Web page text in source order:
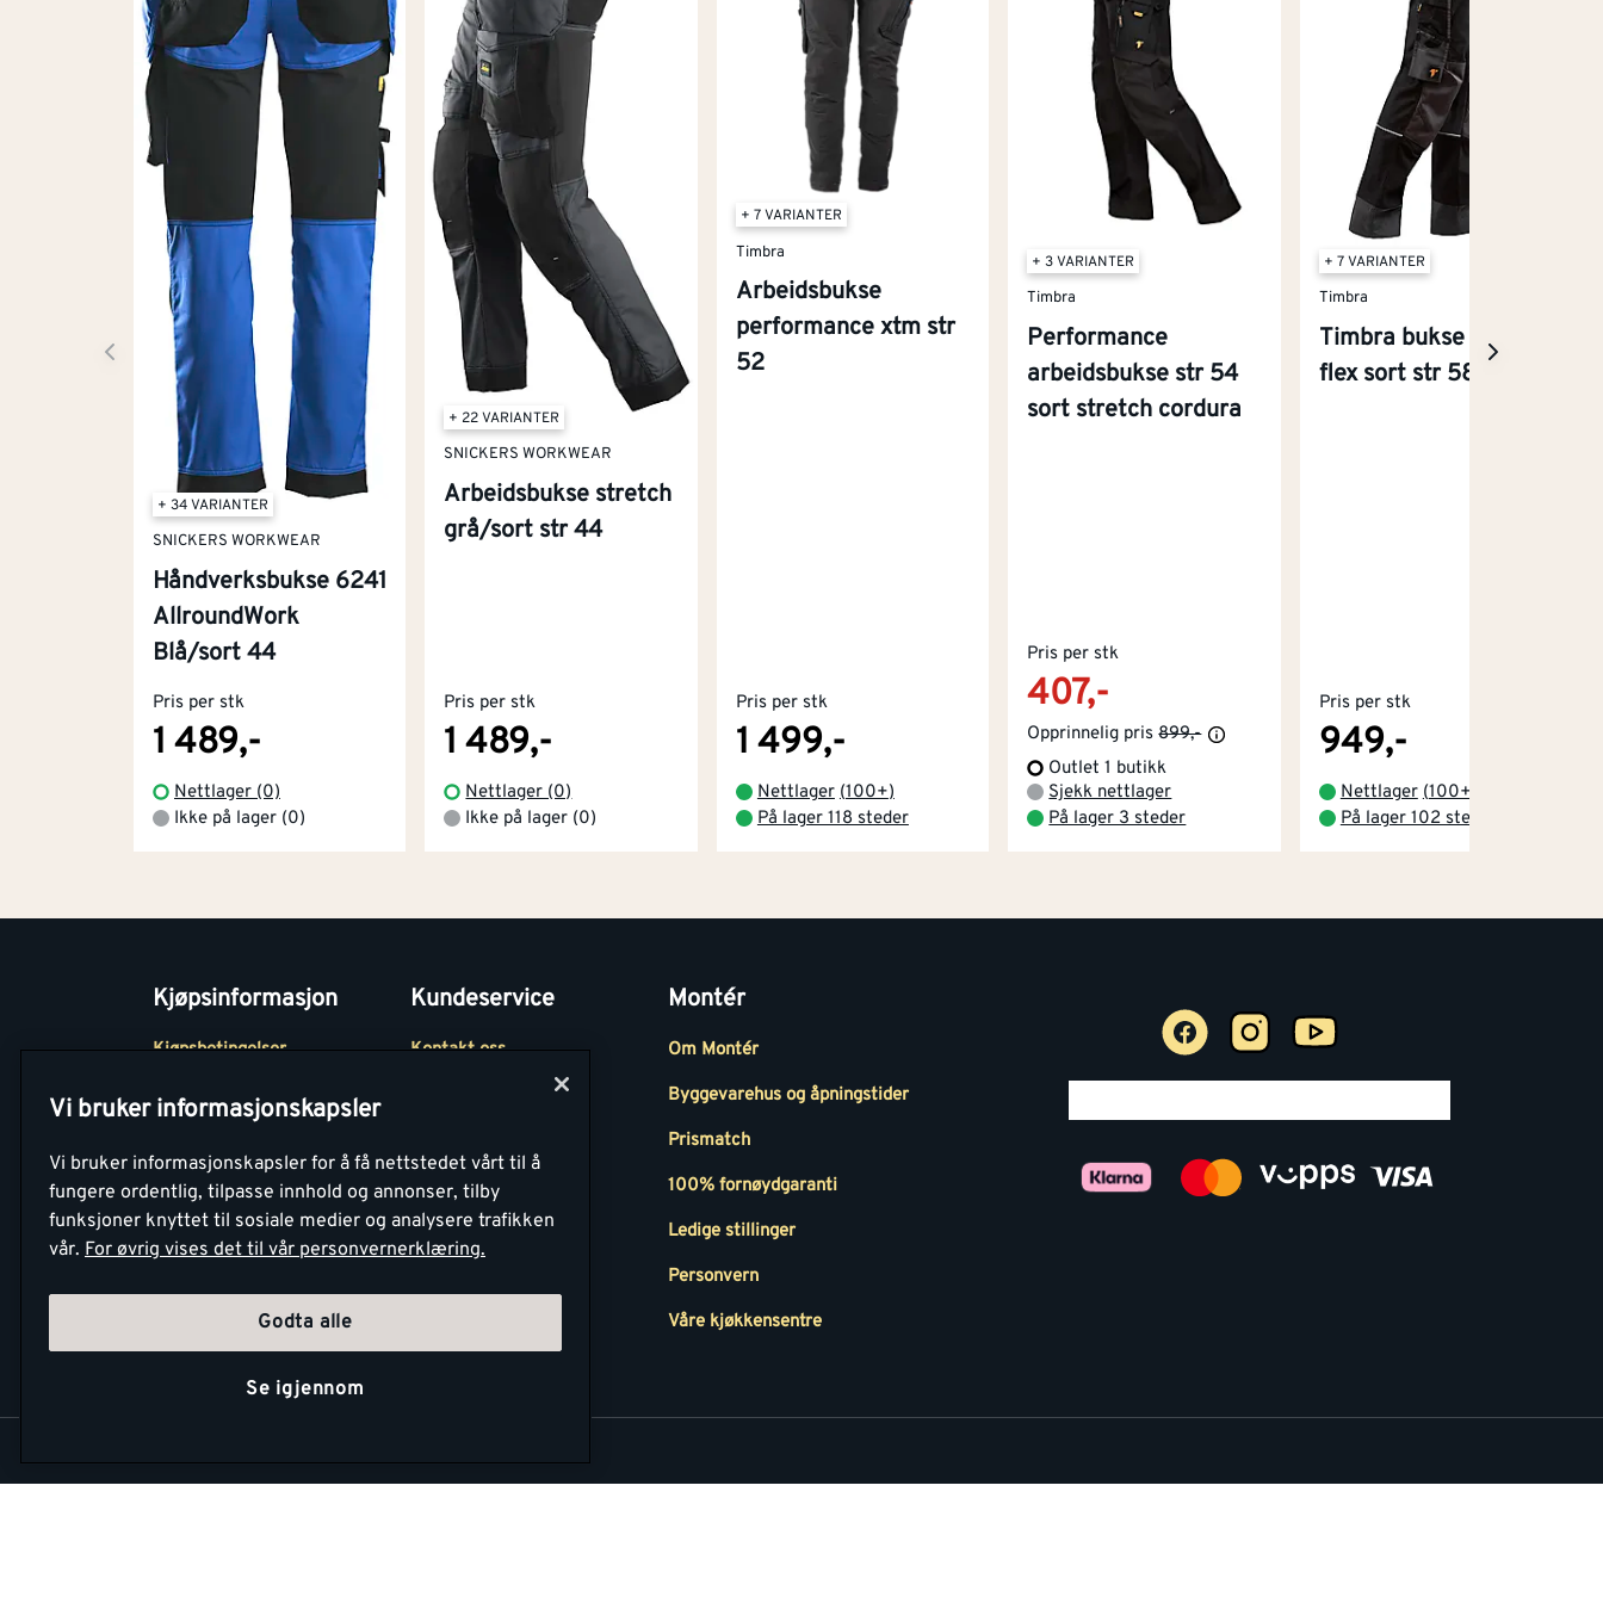
+ 34 VARIANTER
SNICKERS WORKWEAR
Håndverksbukse 6241
AllroundWork
Blå/sort 44
Pris per stk
1 489,-
Nettlager (0)
Ikke på lager (0)
+ 22 VARIANTER
SNICKERS WORKWEAR
Arbeidsbukse stretch
grå/sort str 44
Pris per stk
1 489,-
Nettlager (0)
Ikke på lager (0)
+ 7 VARIANTER
Timbra
Arbeidsbukse
performance xtm str
52
Pris per stk
1 499,-
Nettlager (100+)
På lager 118 steder
+ 3 VARIANTER
Timbra
Performance
arbeidsbukse str 54
sort stretch cordura
Pris per stk
407,-
Opprinnelig pris 899,-
Outlet 1 butikk
Sjekk nettlager
På lager 3 steder
+ 7 VARIANTER
Timbra
Timbra bukse classic
flex sort str 58
Pris per stk
949,-
Nettlager (100+
På lager 102 steder
Kjøpsinformasjon
Kjøpsbetingelser
Betaling
Retur- og
angrerettsskjema
Kundeservice
Kontakt oss
Medlemsavtaler
Montér Bedrift
Montér
Om Montér
Byggevarehus og åpningstider
Prismatch
100% fornøydgaranti
Ledige stillinger
Personvern
Våre kjøkkensentre
Vi bruker informasjonskapsler
Vi bruker informasjonskapsler for å få nettstedet vårt til å
fungere ordentlig, tilpasse innhold og annonser, tilby
funksjoner knyttet til sosiale medier og analysere trafikken
vår. For øvrig vises det til vår personvernerklæring.
Godta alle
Se igjennom